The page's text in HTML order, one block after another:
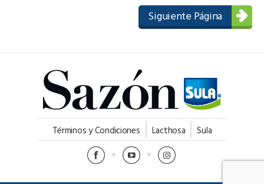
Siguiente Página
Términos y Condiciones Lacthosa Sula